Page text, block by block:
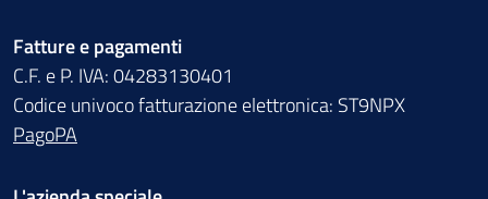
Fatture e pagamenti
C.F. e P. IVA: 04283130401
Codice univoco fatturazione elettronica: ST9NPX
PagoPA